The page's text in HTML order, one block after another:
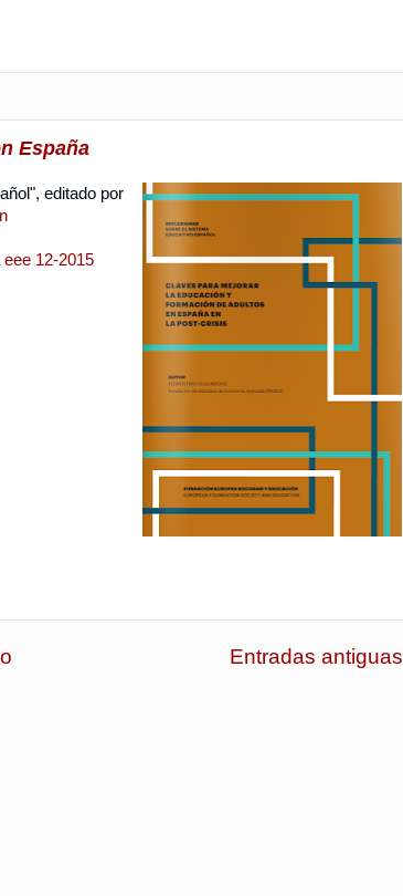
España
editado por
eee 12-2015
Entradas antiguas